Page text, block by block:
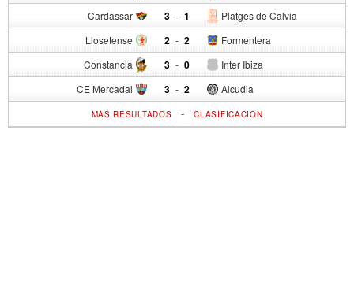
Cardassar 3 - Platges de Calvia
1
Llosetense 2 - Formentera
2
Constancia 3 - Inter Ibiza
0
CE Mercadal 3 - Alcudia
2
MÁS RESULTADOS -CLASIFICACIÓN